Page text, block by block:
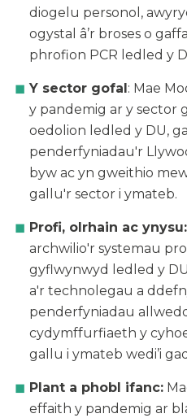
diogelu personol,
ogystal â’r broses o
phrofion PCR ledled y
Y sector gofal: Mae
y pandemig ar y sector
oedolion ledled y DU,
penderfyniadau'r
byw ac yn gweithio
gallu'r sector i ymateb.
Profi, olrhain ac ynysu:
archwilio'r systemau
gyflwynwyd ledled y
a'r technolegau a
penderfyniadau
cydymffurfiaeth y
gallu i ymateb wedi’i
Plant a phobl ifanc:
effaith y pandemig ar